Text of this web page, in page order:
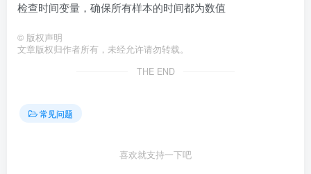
检查时间变量，确保所有样本的时间都为数值
© 版权声明
文章版权归作者所有，未经允许请勿转载。
THE END
常见问题
喜欢就支持一下吧